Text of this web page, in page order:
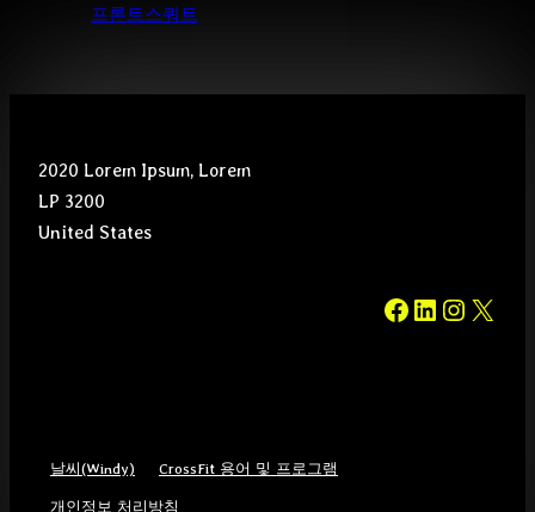
프론트스쿼트
2020 Lorem Ipsum, Lorem
LP 3200
United States
# # # #
날씨(Windy) CrossFit 용어 및 프로그램
개인정보 처리방침